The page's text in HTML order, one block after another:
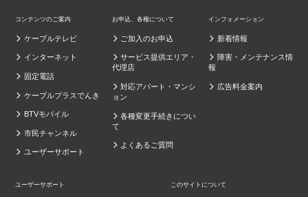
コンテンツのご案内
ケーブルテレビ
インターネット
固定電話
ケーブルプラスでんき
BTVモバイル
市民チャンネル
ユーザーサポート
お申込、各種について
ご加入のお申込
サービス提供エリア・
代理店
対応アパート・マンシ
ョン
各種変更手続きについ
て
よくあるご質問
インフォメーション
新着情報
障害・メンテナンス情
報
広告料金案内
ユーザーサポート このサイトについて